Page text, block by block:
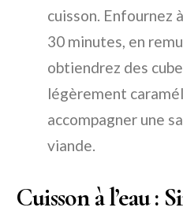
cuisson. Enfournez
30 minutes, en
obtiendrez des
légèrement
accompagner une
viande.
Cuisson à l’eau :